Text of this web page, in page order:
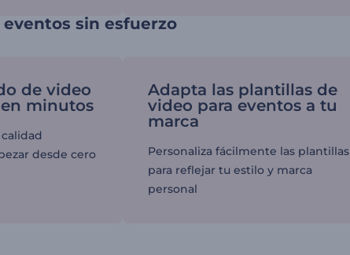
sin esfuerzo
de video
minutos
desde cero
Adapta las plantillas de
video para eventos a tu
marca
Personaliza fácilmente las plantillas
para reflejar tu estilo y marca
personal